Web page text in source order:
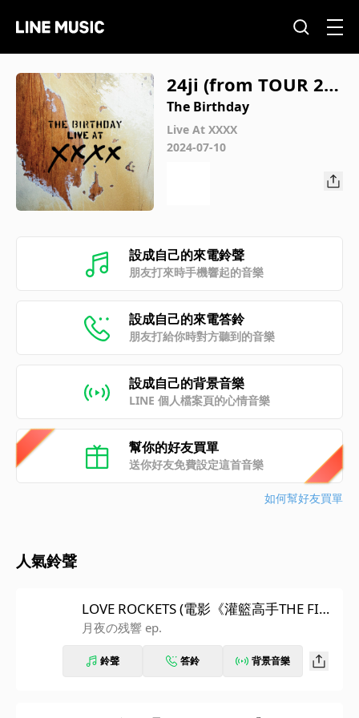
24ji (from TOUR 20
17 “NOMAD”)
The Birthday
Live At XXXX
2024-07-10
設成自己的來電鈴聲
朋友打來時手機響起的音樂
設成自己的來電答鈴
朋友打給你時對方聽到的音樂
設成自己的背景音樂
LINE 個人檔案頁的心情音樂
幫你的好友買單
送你好友免費設定這首音樂
如何幫好友買單
人氣鈴聲
LOVE ROCKETS (電影《灌籃高手THE FIRS
T SLAM DUNK》片頭曲)
月夜の残響 ep.
鈴聲 答鈴 背景音樂